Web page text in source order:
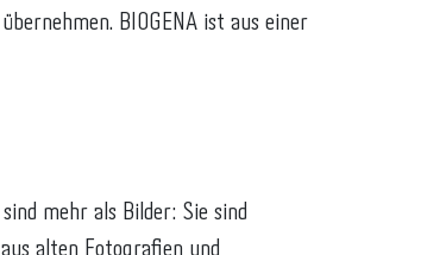
BIOGENA ist aus einer
mehr als Bilder: Sie sind
alten Fotografien und